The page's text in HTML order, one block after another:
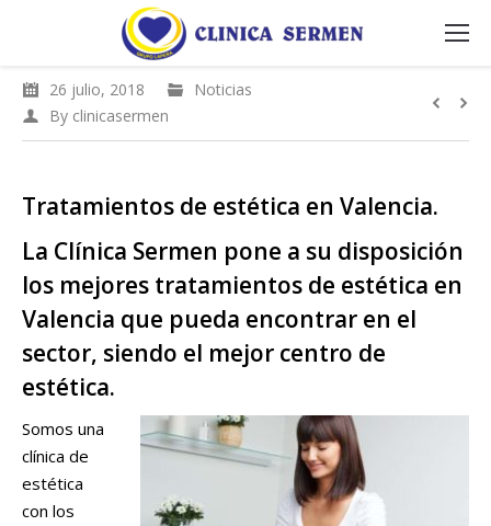
26 julio, 2018
Noticias
By clinicasermen
Tratamientos de estética en Valencia.
La Clínica Sermen pone a su disposición
los mejores tratamientos de estética en
Valencia que pueda encontrar en el
sector, siendo el mejor centro de
estética.
Somos una
clínica de
estética
con los